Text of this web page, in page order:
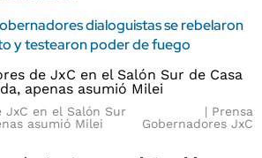
dialoguistas se rebelaron
y testearon poder de fuego
JxC en el Salón Sur
asumió Milei
Prensa
Gobernadores JxC